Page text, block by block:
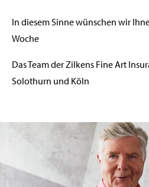
In diesem Sinne wünschen wir
Woche
Das Team der Zilkens Fine Art
Solothurn und Köln